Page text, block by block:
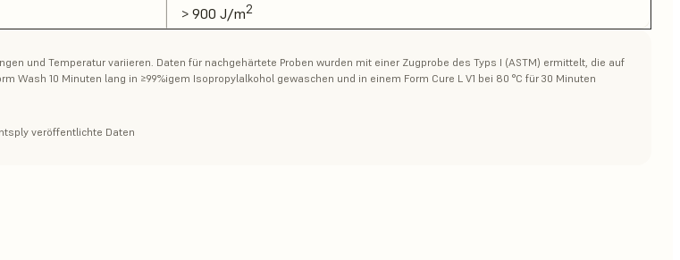
> 900 J/m2
und Temperatur variieren. Daten für nachgehärtete Proben wurden mit einer Zugprobe des Typs I (ASTM) ermittelt, die auf
Wash 10 Minuten lang in ≥99%igem Isopropylalkohol gewaschen und in einem Form Cure L V1 bei 80 °C für 30 Minuten
veröffentlichte Daten